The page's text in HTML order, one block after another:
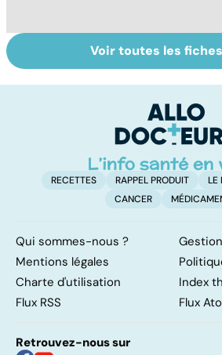
Faire du sport à
domicile, c'est
Don
le
levée
Voir toutes les
RECETTES RAPPEL PRODUIT
LE
CANCER
Qui sommes-nous ?
Mentions légales
Charte d'utilisation
Index
Flux RSS
Flux
Retrouvez-nous sur